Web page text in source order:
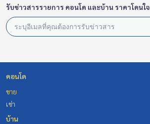
รับข่าวสารรายการ คอนโด และบ้าน ราคาโดนใจ
คอนโด
ขาย
เช่า
บ้าน